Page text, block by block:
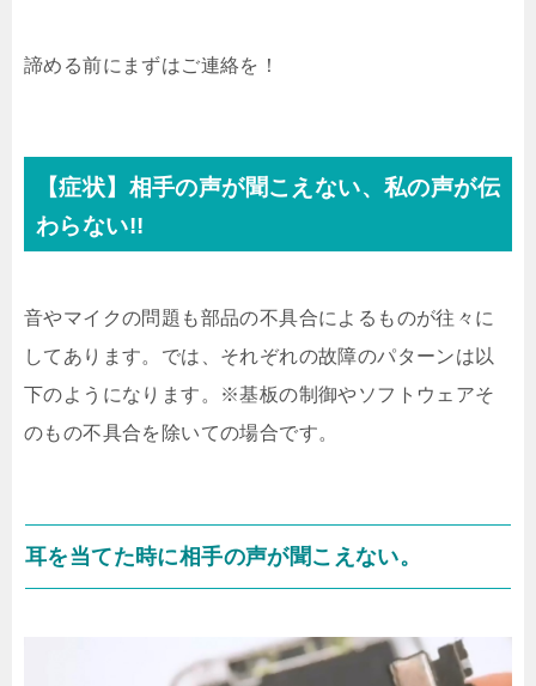
諦める前にまずはご連絡を！
【症状】相手の声が聞こえない、私の声が伝
わらない!!
音やマイクの問題も部品の不具合によるものが往々に
してあります。では、それぞれの故障のパターンは以
下のようになります。※基板の制御やソフトウェアそ
のもの不具合を除いての場合です。
耳を当てた時に相手の声が聞こえない。